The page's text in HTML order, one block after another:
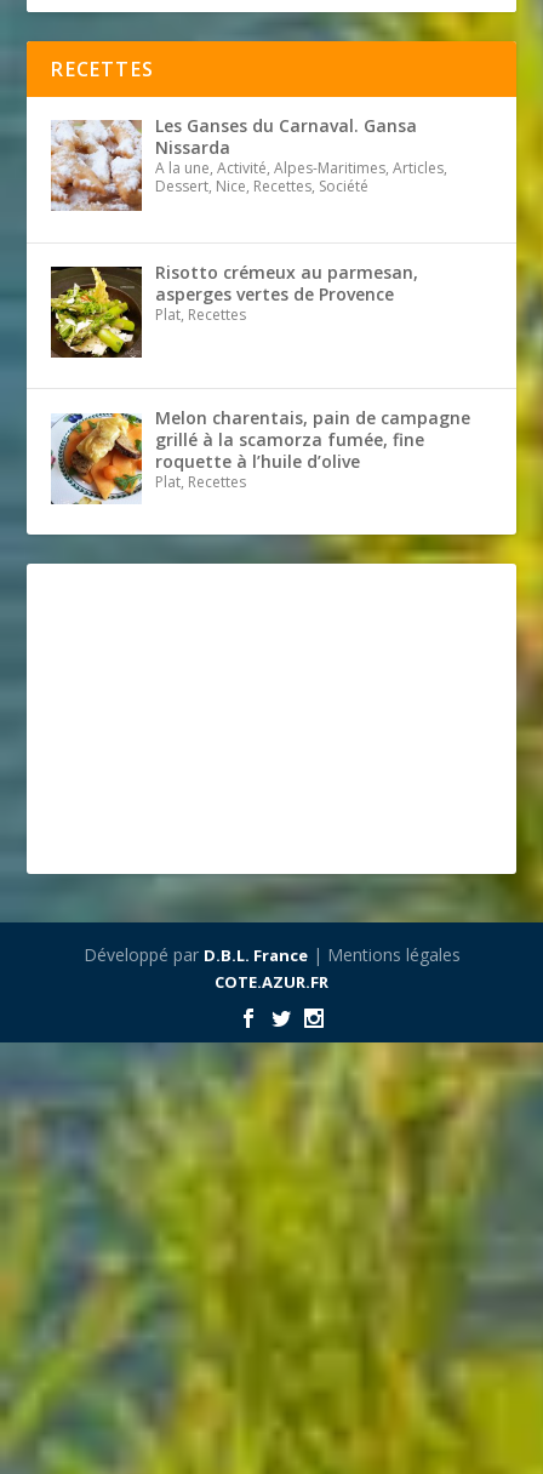
RECETTES
Les Ganses du Carnaval. Gansa
Nissarda
A la une, Activité, Alpes-Maritimes, Articles,
Dessert, Nice, Recettes, Société
Risotto crémeux au parmesan,
asperges vertes de Provence
Plat, Recettes
Melon charentais, pain de campagne
grillé à la scamorza fumée, fine
roquette à l’huile d’olive
Plat, Recettes
Développé par D.B.L. France| Mentions légales
COTE.AZUR.FR